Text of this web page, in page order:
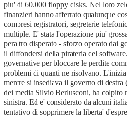
piu' di 60.000 floppy disks. Nel loro
finanzieri hanno afferrato qualunque
compresi registratori, segreterie
multiple. E' stata l'operazione piu'
peraltro disperato - sforzo operato dai
il diffondersi della pirateria del
governative per bloccare le perdite
problemi di quanti ne risolvano.
mentre si insediava il governo di destra
dei media Silvio Berlusconi, ha colpito
sinistra. Ed e' considerato da alcuni
tentativo di sopprimere la liberta'